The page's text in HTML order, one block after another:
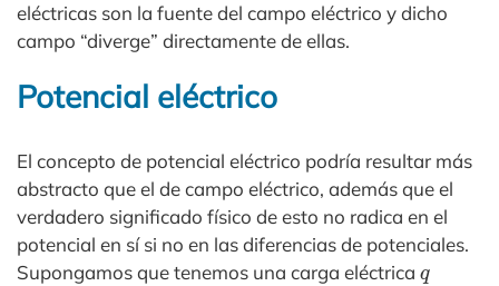
eléctricas son la fuente del campo eléctrico y dicho
campo “diverge” directamente de ellas.
Potencial eléctrico
El concepto de potencial eléctrico podría resultar más
abstracto que el de campo eléctrico, además que el
verdadero significado físico de esto no radica en el
potencial en sí si no en las diferencias de potenciales.
Supongamos que tenemos una carga eléctrica q